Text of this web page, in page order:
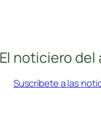
El noticiero del
Suscríbete a las